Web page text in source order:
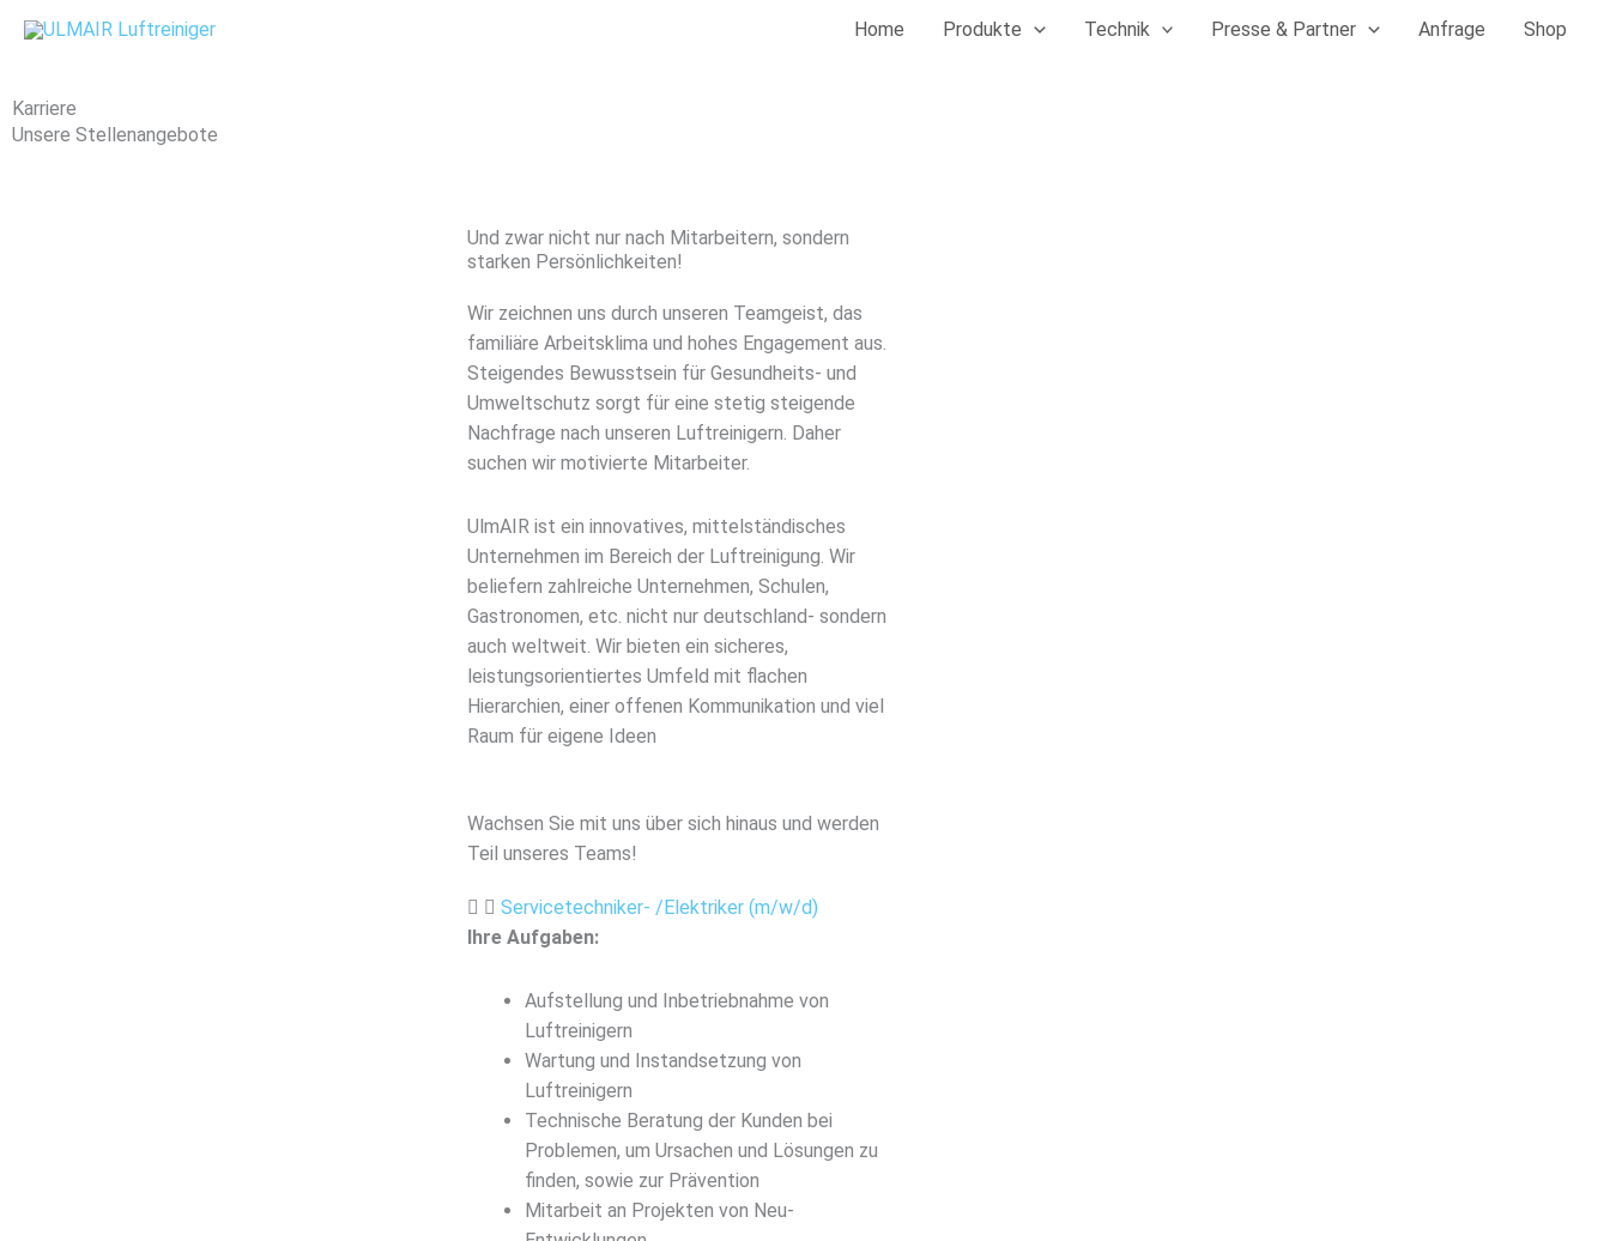
Inhalt
Home Produkte Technik Presse & Partner Anfrage Shop
Karriere
Unsere Stellenangebote
Und zwar nicht nur nach Mitarbeitern, sondern
starken Persönlichkeiten!
Wir zeichnen uns durch unseren Teamgeist, das
familiäre Arbeitsklima und hohes Engagement aus.
Steigendes Bewusstsein für Gesundheits- und
Umweltschutz sorgt für eine stetig steigende
Nachfrage nach unseren Luftreinigern. Daher
suchen wir motivierte Mitarbeiter.
UlmAIR ist ein innovatives, mittelständisches
Unternehmen im Bereich der Luftreinigung. Wir
beliefern zahlreiche Unternehmen, Schulen,
Gastronomen, etc. nicht nur deutschland- sondern
auch weltweit. Wir bieten ein sicheres,
leistungsorientiertes Umfeld mit flachen
Hierarchien, einer offenen Kommunikation und viel
Raum für eigene Ideen
Wachsen Sie mit uns über sich hinaus und werden
Teil unseres Teams!
Servicetechniker- /Elektriker (m/w/d)
Ihre Aufgaben:
Aufstellung und Inbetriebnahme von
Luftreinigern
Wartung und Instandsetzung von
Luftreinigern
Technische Beratung der Kunden bei
Problemen, um Ursachen und Lösungen zu
finden, sowie zur Prävention
Mitarbeit an Projekten von Neu-